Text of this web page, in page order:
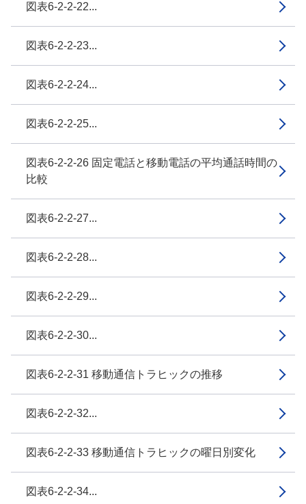
図表6-2-2-22...
図表6-2-2-23...
図表6-2-2-24...
図表6-2-2-25...
図表6-2-2-26 固定電話と移動電話の平均通話時間の
比較
図表6-2-2-27...
図表6-2-2-28...
図表6-2-2-29...
図表6-2-2-30...
図表6-2-2-31 移動通信トラヒックの推移
図表6-2-2-32...
図表6-2-2-33 移動通信トラヒックの曜日別変化
図表6-2-2-34...